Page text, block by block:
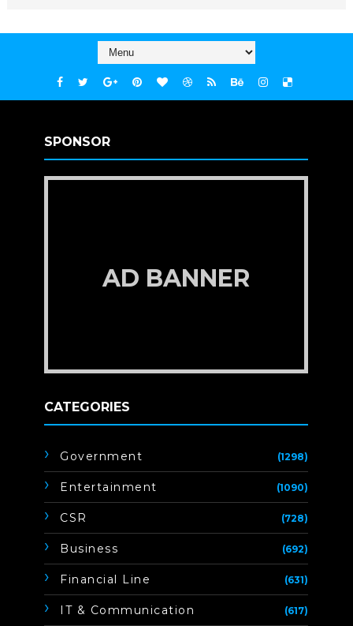
SPONSOR
AD BANNER
CATEGORIES
Government (1298)
Entertainment (1090)
CSR (728)
Business (692)
Financial Line (631)
IT & Communication (617)